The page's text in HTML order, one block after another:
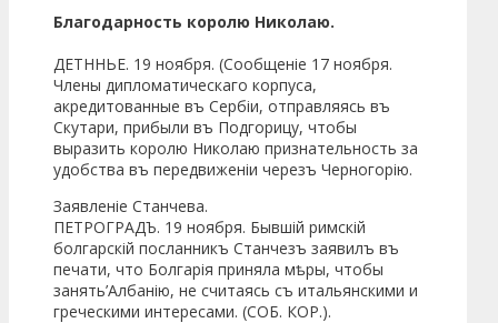
Благодарность королю Николаю.
ДЕТННЬЕ. 19 ноября. (Сообщеніе 17 ноября.
Члены дипломатическаго корпуса,
акредитованные въ Сербіи, отправляясь въ
Скутари, прибыли въ Подгорицу, чтобы
выразить королю Николаю признательность за
удобства въ передвиженіи черезъ Черногорію.
Заявленіе Станчева.
ПЕТРОГРАДЪ. 19 ноября. Бывшій римскій
болгарскій посланникъ Станчезъ заявилъ въ
печати, что Болгарія приняла мѣры, чтобы
занять’Албанію, не считаясь съ итальянскими и
греческими интересами. (СОБ. КОР.).